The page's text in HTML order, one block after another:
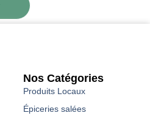
Nos Catégories
Produits Locaux
Épiceries salées